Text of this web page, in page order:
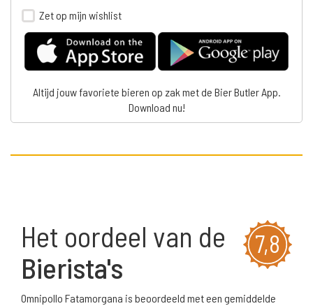
Zet op mijn wishlist
Altijd jouw favoriete bieren op zak met de Bier Butler App.
Download nu!
7,8
Het oordeel van de
Bierista's
Omnipollo Fatamorgana is beoordeeld met een gemiddelde